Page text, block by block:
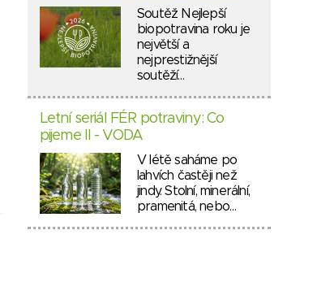
Soutěž Nejlepší
biopotravina roku je
největší a
nejprestižnější
soutěží…
Letní seriál FÉR potraviny: Co
pijeme II - VODA
V létě saháme po
lahvích častěji než
jindy. Stolní, minerální,
pramenitá, nebo…